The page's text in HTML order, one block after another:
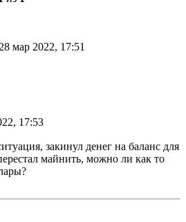
28 мар 2022, 17:51
17:53
закинул денег на баланс для
майнить, можно ли как то